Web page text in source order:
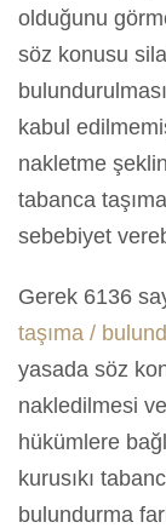
olduğunu
söz konusu
kabul
nakletme
tabanca
sebebiyet
Gerek 6136
taşıma /
yasada söz
nakledilmesi
hükümlere
kurusıkı
bulundurma